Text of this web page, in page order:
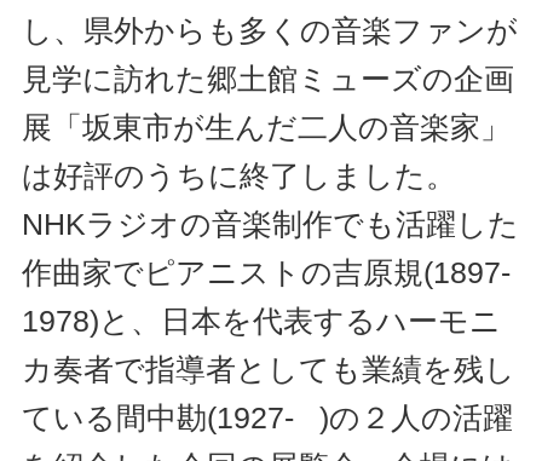
し、県外からも多くの音楽ファンが
見学に訪れた郷土館ミューズの企画
展「坂東市が生んだ二人の音楽家」
は好評のうちに終了しました。
NHKラジオの音楽制作でも活躍した
作曲家でピアニストの吉原規(1897-
1978)と、日本を代表するハーモニ
カ奏者で指導者としても業績を残し
ている間中勘(1927- )の２人の活躍